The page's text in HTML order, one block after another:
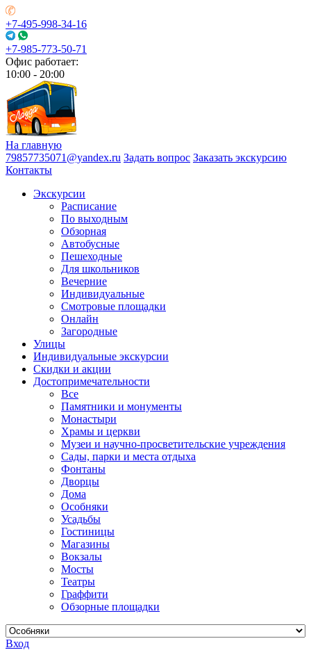
+7-495-998-34-16
+7-985-773-50-71
Офис работает:
10:00 - 20:00
На главную
79857735071@yandex.ru Задать вопрос Заказать экскурсию
Контакты
Экскурсии
Расписание
По выходным
Обзорная
Автобусные
Пешеходные
Для школьников
Вечерние
Индивидуальные
Смотровые площадки
Онлайн
Загородные
Улицы
Индивидуальные экскурсии
Скидки и акции
Достопримеча­тельности
Все
Памятники и монументы
Монастыри
Храмы и церкви
Музеи и научно-просветительские учреждения
Сады, парки и места отдыха
Фонтаны
Дворцы
Дома
Особняки
Усадьбы
Гостиницы
Магазины
Вокзалы
Мосты
Театры
Граффити
Обзорные площадки
Вход